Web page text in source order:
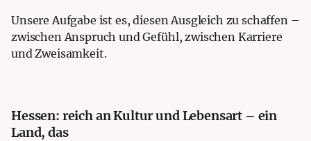
Unsere Aufgabe ist es, diesen Ausgleich zu schaffen –
zwischen Anspruch und Gefühl, zwischen Karriere
und Zweisamkeit.
Hessen: reich an Kultur und Lebensart – ein
Land, das